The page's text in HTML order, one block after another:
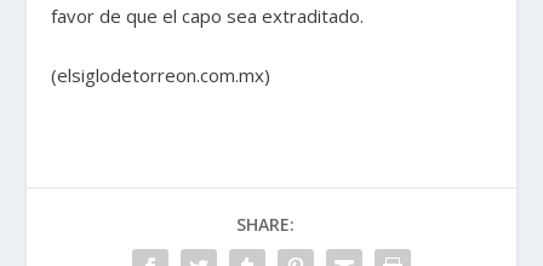
favor de que el capo sea extraditado.
(elsiglodetorreon.com.mx)
SHARE: